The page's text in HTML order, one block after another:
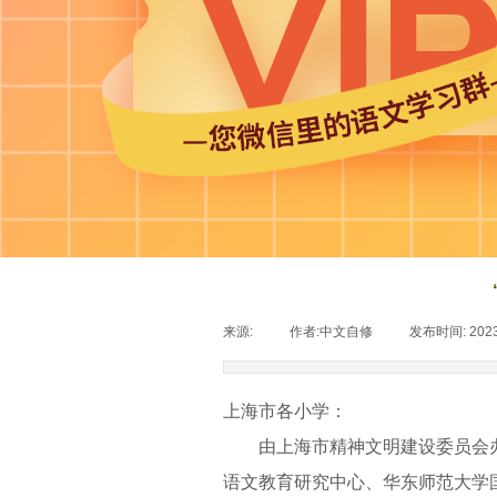
来源: 作者:中文自修 发布时间:
上海市各小学：
由 上海市精神文明建设委员会
语文教育研究中心、华东师范大学